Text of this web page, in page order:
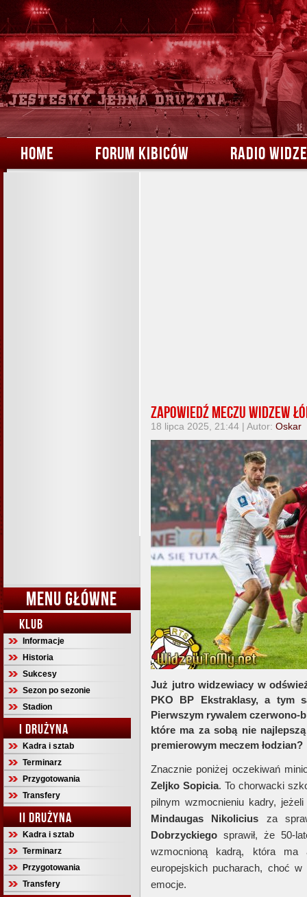
HOME FORUM KIBICÓW RADIO
MENU GŁÓWNE
KLUB
Informacje
Historia
Sukcesy
Sezon po sezonie
Stadion
I DRUŻYNA
Kadra i sztab
Terminarz
Przygotowania
Transfery
II DRUŻYNA
Kadra i sztab
Terminarz
Przygotowania
Transfery
Zapowiedź meczu Widzew
18 lipca 2025, 21:44 | Autor: Oskar
Już jutro widzewiacy w
PKO BP Ekstraklasy, a tym
Pierwszym rywalem czerwono-
które ma za sobą nie
premierowym meczem łodzian?
Znacznie poniżej oczekiwań
Zeljko Sopicia. To chorwacki
pilnym wzmocnieniu kadry,
Mindaugas Nikolicius za
Dobrzyckiego sprawił, że 50-
wzmocnioną kadrą, która ma
europejskich pucharach, choć
emocje.